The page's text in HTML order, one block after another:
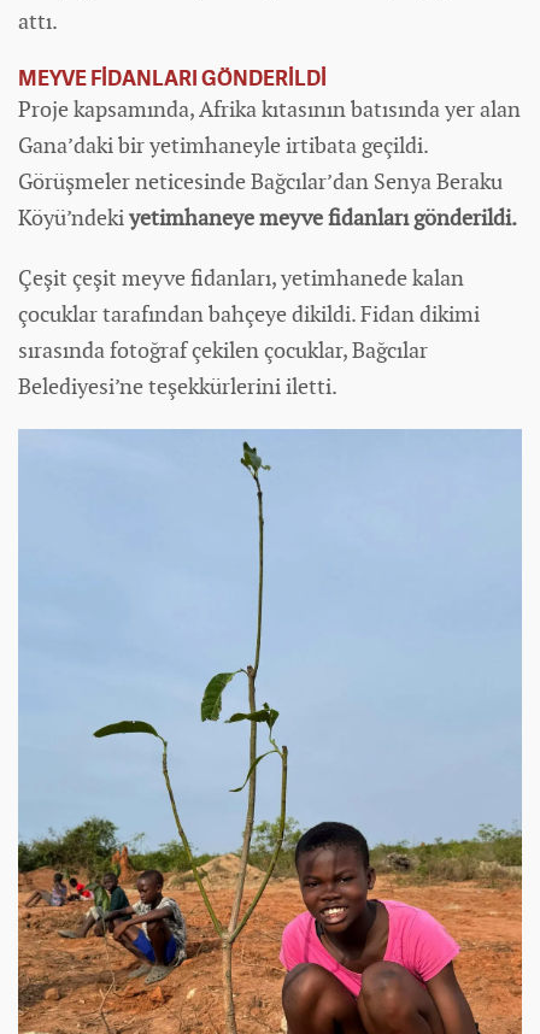
attı.
MEYVE FİDANLARI GÖNDERİLDİ
Proje kapsamında, Afrika kıtasının batısında yer alan
Gana’daki bir yetimhaneyle irtibata geçildi.
Görüşmeler neticesinde Bağcılar’dan Senya Beraku
Köyü’ndekiyetimhaneye meyve fidanları gönderildi.
Çeşit çeşit meyve fidanları, yetimhanede kalan
çocuklar tarafından bahçeye dikildi. Fidan dikimi
sırasında fotoğraf çekilen çocuklar, Bağcılar
Belediyesi’ne teşekkürlerini iletti.